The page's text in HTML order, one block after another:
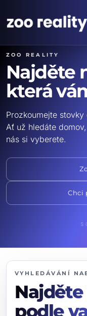
ZOO reality
Najděte
která
Prozkoumejte
Ať už hledáte
nás si vyberete.
Chci
VYHLEDÁVÁNÍ
podle